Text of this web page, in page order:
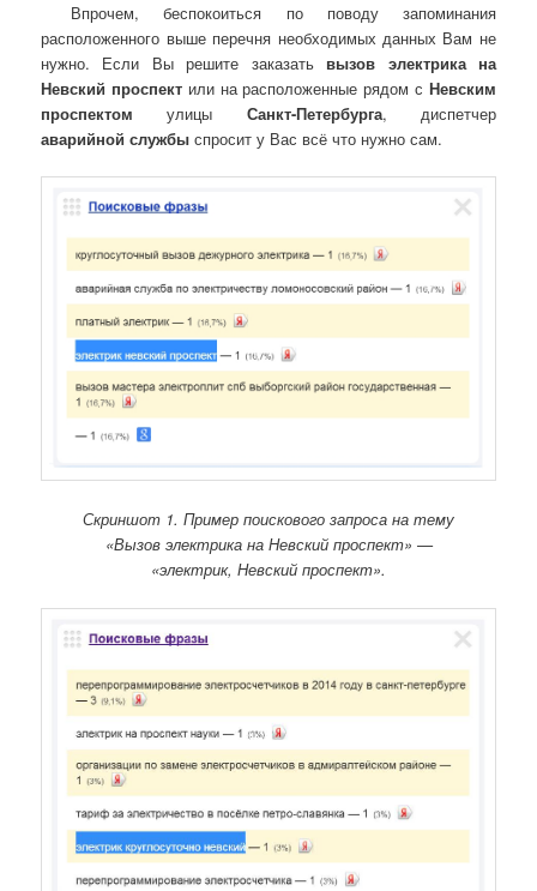
Впрочем, беспокоиться по поводу запоминания
расположенного выше перечня необходимых данных Вам не
нужно. Если Вы решите заказать вызов электрика на
Невский проспект или на расположенные рядом с Невским
проспектомулицы Санкт-Петербурга, диспетчер
аварийной службыспросит у Вас всё что нужно сам.
Скриншот 1. Пример поискового запроса на тему
«Вызов электрика на Невский проспект» —
«электрик, Невский проспект».